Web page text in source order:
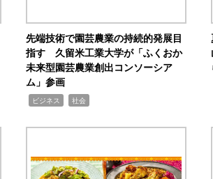
先端技術で園芸農業の持続的発展目
指す 久留米工業大学が「ふくおか
未来型園芸農業創出コンソーシア
ム」参画
ビジネス 社会